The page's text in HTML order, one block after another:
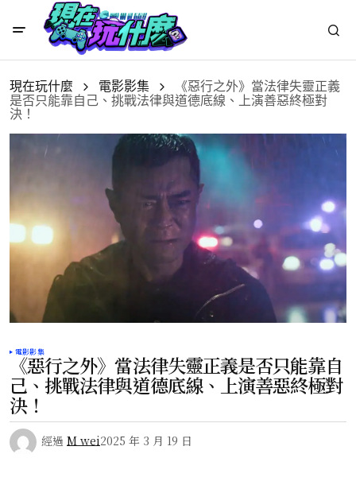
現在玩什麼 電影影集
《惡行之外》當法律失靈正義
是否只能靠自己、挑戰法律與道德底線、上演善惡終極對
決！
電影影集
《惡行之外》當法律失靈正義是否只能靠自
己、挑戰法律與道德底線、上演善惡終極對
決！
經過 M wei2025 年 3 月 19 日